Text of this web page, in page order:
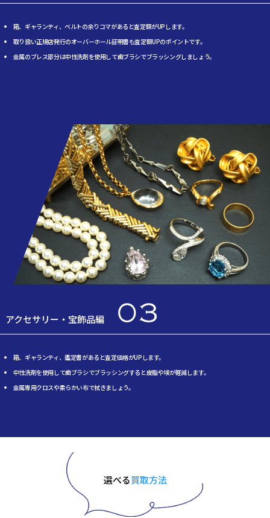
箱、ギャランティ、ベルトの余りコマがあると査定額がUPします。
取り扱い正規店発行のオーバーホール証明書も査定額UPのポイントです。
金属のブレス部分は中性洗剤を使用して歯ブラシでブラッシングしましょう。
アクセサリー・宝飾品編
箱、ギャランティ、鑑定書があると査定価格がUPします。
中性洗剤を使用して歯ブラシでブラッシングすると皮脂や埃が軽減します。
金属専用クロスや柔らかい布で拭きましょう。
選べる買取方法